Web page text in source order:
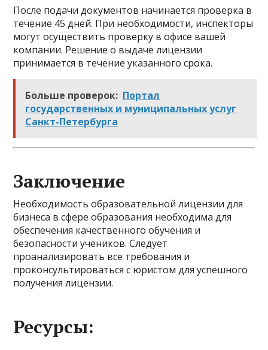
После подачи документов начинается проверка в
течение 45 дней. При необходимости, инспекторы
могут осуществить проверку в офисе вашей
компании. Решение о выдаче лицензии
принимается в течение указанного срока.
Больше проверок: Портал
государственных и муниципальных услуг
Санкт-Петербурга
Заключение
Необходимость образовательной лицензии для
бизнеса в сфере образования необходима для
обеспечения качественного обучения и
безопасности учеников. Следует
проанализировать все требования и
проконсультироваться с юристом для успешного
получения лицензии.
Ресурсы: